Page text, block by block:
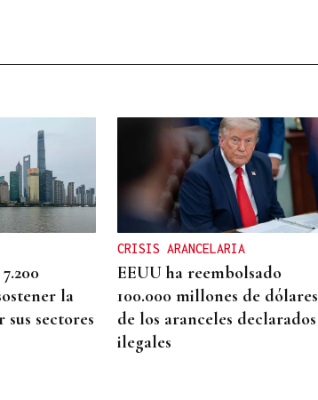
la
sectores
CRISIS ARANCELARIA
EEUU ha reembolsado
100.000 millones de dólares
de los aranceles declarados
ilegales